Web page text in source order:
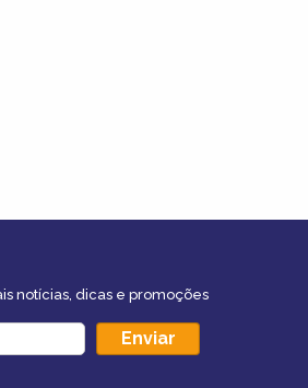
notícias, dicas e promoções